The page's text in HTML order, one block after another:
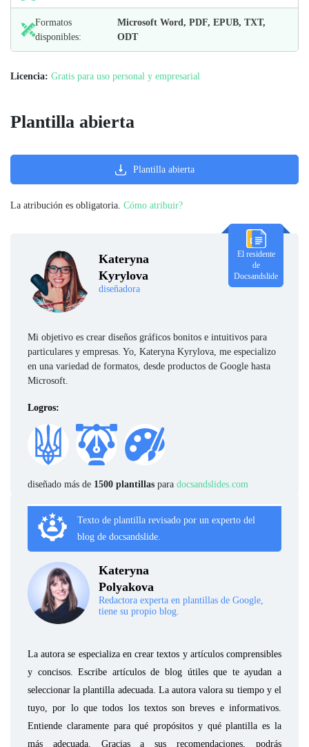
Formatos
disponibles:
Microsoft Word, PDF, EPUB, TXT,
ODT
Licencia: Gratis para uso personal y empresarial
Kateryna
Kyrylova
diseñadora
El residente
de
Docsandslide
Mi objetivo es crear diseños gráficos bonitos e intuitivos para
particulares y empresas. Yo, Kateryna Kyrylova, me especializo
en una variedad de formatos, desde productos de Google hasta
Microsoft.
Logros:
diseñado más de 1500 plantillas para docsandslides.com
Texto de plantilla revisado por un experto del
blog de docsandslide.
Kateryna
Polyakova
Redactora experta en plantillas de Google,
tiene su propio blog.
La autora se especializa en crear textos y artículos comprensibles
y concisos. Escribe artículos de blog útiles que te ayudan a
seleccionar la plantilla adecuada. La autora valora su tiempo y el
tuyo, por lo que todos los textos son breves e informativos.
Entiende claramente para qué propósitos y qué plantilla es la
más adecuada. Gracias a sus recomendaciones, podrás
Plantilla abierta
Plantilla abierta
La atribución es obligatoria. Cómo atribuir?